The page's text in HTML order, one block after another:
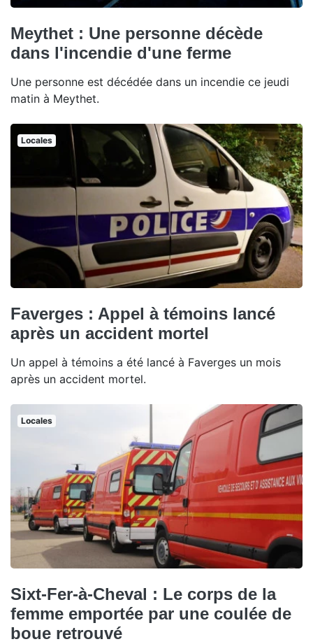
Meythet : Une personne décède
dans l'incendie d'une ferme
Une personne est décédée dans un incendie ce jeudi
matin à Meythet.
Locales
Faverges : Appel à témoins lancé
après un accident mortel
Un appel à témoins a été lancé à Faverges un mois
après un accident mortel.
Locales
Sixt-Fer-à-Cheval : Le corps de la
femme emportée par une coulée de
boue retrouvé